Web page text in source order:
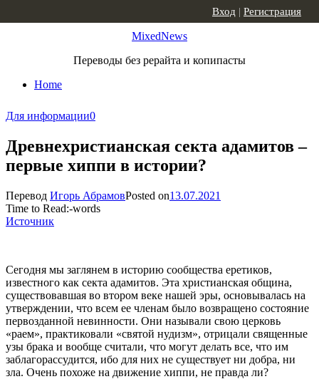
MixedNews
Переводы без рерайта и копипасты
Home
Вход | Регистрация
Для информации0
Древнехристианская секта адамитов –
первые хиппи в истории?
Перевод Игорь АбрамовPosted on13.07.2021
Time to Read:-words
Источник
Сегодня мы заглянем в историю сообщества еретиков,
известного как секта адамитов. Эта христианская община,
существовавшая во втором веке нашей эры, основывалась на
утверждении, что всем ее членам было возвращено состояние
первозданной невинности. Они называли свою церковь
«раем», практиковали «святой нудизм», отрицали священные
узы брака и вообще считали, что могут делать все, что им
заблагорассудится, ибо для них не существует ни добра, ни
зла. Очень похоже на движение хиппи, не правда ли?